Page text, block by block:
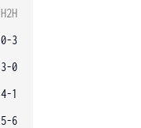
H2H
0-3
3-0
4-1
5-6